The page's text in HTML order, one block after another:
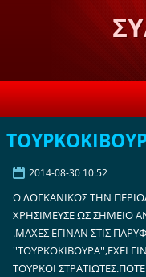
ΣΠΑΡΤΗ
2014-08-30 10:52
Ο ΛΟΓΚΑΝΙΚΟΣ ΤΗΝ
ΧΡΗΣΙΜΕΥΣΕ ΩΣ ΣΗΜΕΙΟ
.ΜΑΧΕΣ ΕΓΙΝΑΝ ΣΤΙΣ
''ΤΟΥΡΚΟΚΙΒΟΥΡΑ'',ΕΧΕΙ
ΤΟΥΡΚΟΙ